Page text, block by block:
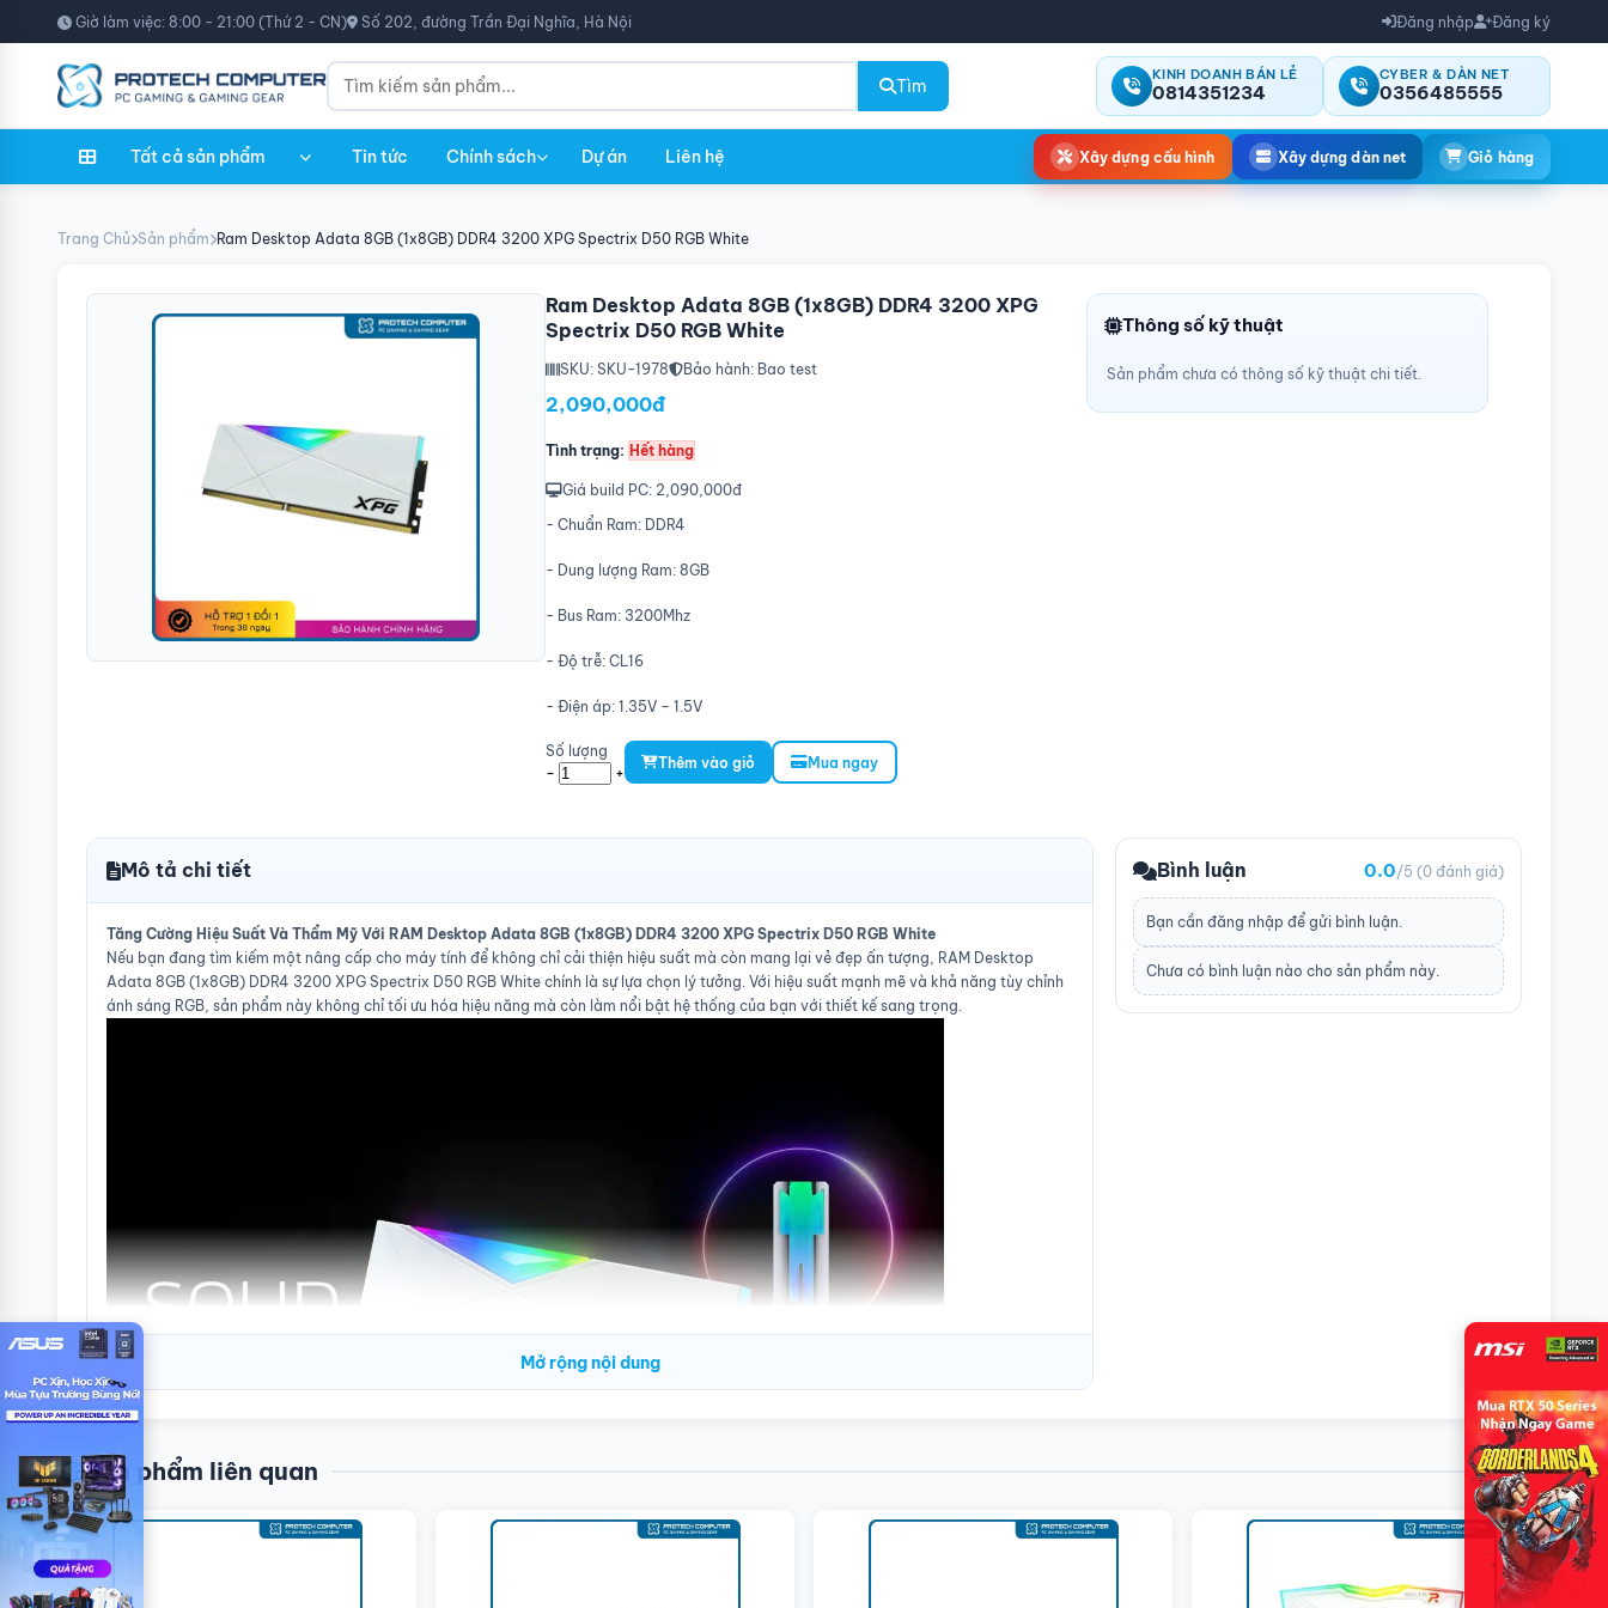
Giờ làm việc: 8:00 - 21:00 (Thứ 2 - CN) Số 202, đường Trần Đại Nghĩa, Hà Nội Đăng nhập Đăng ký
Tìm
KINH DOANH BÁN LẺ
0814351234
CYBER & DÀN NET
0356485555
Tất cả sản phẩm Tin tức Chính sách Dự án Liên hệ Xây dựng cấu hình Xây dựng dàn net Giỏ hàng
Trang Chủ Sản phẩm Ram Desktop Adata 8GB (1x8GB) DDR4 3200 XPG Spectrix D50 RGB White
Ram Desktop Adata 8GB (1x8GB) DDR4 3200 XPG
Spectrix D50 RGB White
SKU: SKU-1978 Bảo hành: Bao test
2,090,000đ
Tình trạng: Hết hàng
Giá build PC: 2,090,000đ
- Chuẩn Ram: DDR4
- Dung lượng Ram: 8GB
- Bus Ram: 3200Mhz
- Độ trễ: CL16
- Điện áp: 1.35V – 1.5V
Số lượng
- +
Thêm vào giỏ Mua ngay
Thông số kỹ thuật
Sản phẩm chưa có thông số kỹ thuật chi tiết.
Mô tả chi tiết
Tăng Cường Hiệu Suất Và Thẩm Mỹ Với RAM Desktop Adata 8GB (1x8GB) DDR4 3200 XPG Spectrix D50 RGB White
Nếu bạn đang tìm kiếm một nâng cấp cho máy tính để không chỉ cải thiện hiệu suất mà còn mang lại vẻ đẹp ấn tượng, RAM Desktop
Adata 8GB (1x8GB) DDR4 3200 XPG Spectrix D50 RGB White chính là sự lựa chọn lý tưởng. Với hiệu suất mạnh mẽ và khả năng tùy chỉnh
ánh sáng RGB, sản phẩm này không chỉ tối ưu hóa hiệu năng mà còn làm nổi bật hệ thống của bạn với thiết kế sang trọng.
Mở rộng nội dung
Bình luận 0.0/5 (0 đánh giá)
Bạn cần đăng nhập để gửi bình luận.
Chưa có bình luận nào cho sản phẩm này.
Sản phẩm liên quan